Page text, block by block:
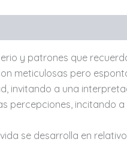
y patrones que
meticulosas pero
invitando a una
percepciones, incitando a
se desarrolla en